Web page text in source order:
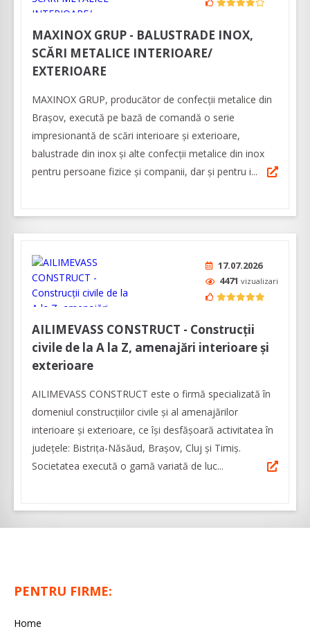
MAXINOX GRUP - BALUSTRADE INOX,
SCĂRI METALICE INTERIOARE/
EXTERIOARE
MAXINOX GRUP, producător de confecții metalice din
Brașov, execută pe bază de comandă o serie
impresionantă de scări interioare și exterioare,
balustrade din inox și alte confecții metalice din inox
pentru persoane fizice și companii, dar și pentru i...
17.07.2026
4471 vizualizari
AILIMEVASS CONSTRUCT - Construcții
civile de la A la Z, amenajări interioare și
exterioare
AILIMEVASS CONSTRUCT este o firmă specializată în
domeniul construcțiilor civile și al amenajărilor
interioare și exterioare, ce își desfășoară activitatea în
județele: Bistrița-Năsăud, Brașov, Cluj și Timiș.
Societatea execută o gamă variată de luc...
PENTRU FIRME:
Home